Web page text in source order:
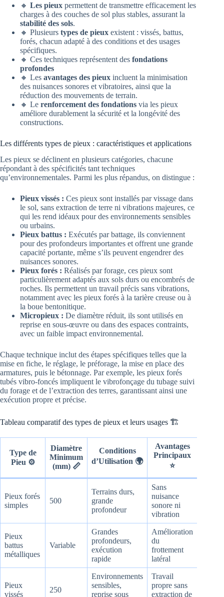
🔸 Les pieux permettent de transmettre efficacement les
charges à des couches de sol plus stables, assurant la
stabilité des sols.
🔸 Plusieurs types de pieux existent : vissés, battus,
forés, chacun adapté à des conditions et des usages
spécifiques.
🔸 Ces techniques représentent des fondations
profondes
🔸 Les avantages des pieux incluent la minimisation
des nuisances sonores et vibratoires, ainsi que la
réduction des mouvements de terrain.
🔸 Le renforcement des fondations via les pieux
améliore durablement la sécurité et la longévité des
constructions.
Les différents types de pieux : caractéristiques et applications
Les pieux se déclinent en plusieurs catégories, chacune
répondant à des spécificités tant techniques
qu’environnementales. Parmi les plus répandus, on distingue :
Pieux vissés : Ces pieux sont installés par vissage dans
le sol, sans extraction de terre ni vibrations majeures, ce
qui les rend idéaux pour des environnements sensibles
ou urbains.
Pieux battus : Exécutés par battage, ils conviennent
pour des profondeurs importantes et offrent une grande
capacité portante, même s’ils peuvent engendrer des
nuisances sonores.
Pieux forés : Réalisés par forage, ces pieux sont
particulièrement adaptés aux sols durs ou encombrés de
roches. Ils permettent un travail précis sans vibrations,
notamment avec les pieux forés à la tarière creuse ou à
la boue bentonitique.
Micropieux : De diamètre réduit, ils sont utilisés en
reprise en sous-œuvre ou dans des espaces contraints,
avec un faible impact environnemental.
Chaque technique inclut des étapes spécifiques telles que la
mise en fiche, le réglage, le préforage, la mise en place des
armatures, puis le bétonnage. Par exemple, les pieux forés
tubés vibro-foncés impliquent le vibrofonçage du tubage suivi
du forage et de l’extraction des terres, garantissant ainsi une
exécution propre et précise.
Tableau comparatif des types de pieux et leurs usages 🏗️
Type de
Pieu ⚙️
Diamètre
Minimum
(mm) 📏
Conditions
d’Utilisation 🌍
Avantages
Principaux
⭐
Pieux forés
simples
500
Terrains durs,
grande
profondeur
Sans
nuisance
sonore ni
vibration
Pieux
battus
métalliques
Variable
Grandes
profondeurs,
exécution
rapide
Amélioration
du
frottement
latéral
Pieux
vissés
250
Environnements
sensibles,
reprise sous
Travail
propre sans
extraction de